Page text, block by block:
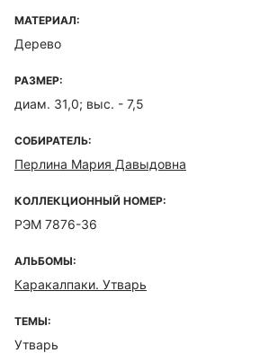
МАТЕРИАЛ:
Дерево
РАЗМЕР:
диам. 31,0; выс. - 7,5
СОБИРАТЕЛЬ:
Перлина Мария Давыдовна
КОЛЛЕКЦИОННЫЙ НОМЕР:
РЭМ 7876-36
АЛЬБОМЫ:
Каракалпаки. Утварь
ТЕМЫ:
Утварь